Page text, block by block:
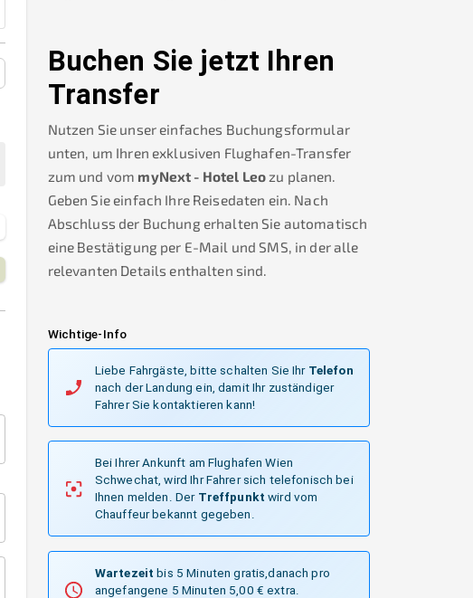
Buchen Sie jetzt Ihren
Transfer
Nutzen Sie unser einfaches Buchungsformular
unten, um Ihren exklusiven Flughafen-Transfer
zum und vom myNext - Hotel Leo zu planen.
Geben Sie einfach Ihre Reisedaten ein. Nach
Abschluss der Buchung erhalten Sie automatisch
eine Bestätigung per E-Mail und SMS, in der alle
relevanten Details enthalten sind.
Wichtige-Info
Liebe Fahrgäste, bitte schalten Sie Ihr Telefon
nach der Landung ein, damit Ihr zuständiger
Fahrer Sie kontaktieren kann!
Bei Ihrer Ankunft am Flughafen Wien
Schwechat, wird Ihr Fahrer sich telefonisch bei
Ihnen melden. Der Treffpunkt wird vom
Chauffeur bekannt gegeben.
Wartezeit bis 5 Minuten gratis,danach pro
angefangene 5 Minuten 5,00 € extra.